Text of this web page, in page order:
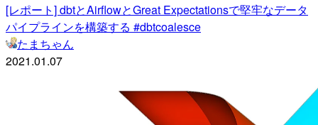
[レポート] dbtとAirflowとGreat Expectationsで堅牢なデータ
パイプラインを構築する #dbtcoalesce
たまちゃん
2021.01.07